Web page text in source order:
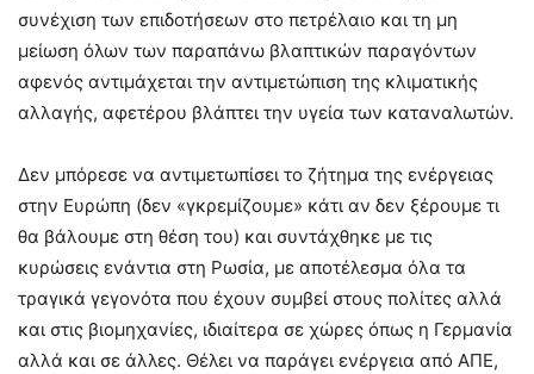
συνέχιση των επιδοτήσεων στο πετρέλαιο και τη μη
μείωση όλων των παραπάνω βλαπτικών παραγόντων
αφενός αντιμάχεται την αντιμετώπιση της κλιματικής
αλλαγής, αφετέρου βλάπτει την υγεία των καταναλωτών.
Δεν μπόρεσε να αντιμετωπίσει το ζήτημα της ενέργειας
στην Ευρώπη (δεν «γκρεμίζουμε» κάτι αν δεν ξέρουμε τι
θα βάλουμε στη θέση του) και συντάχθηκε με τις
κυρώσεις ενάντια στη Ρωσία, με αποτέλεσμα όλα τα
τραγικά γεγονότα που έχουν συμβεί στους πολίτες αλλά
και στις βιομηχανίες, ιδιαίτερα σε χώρες όπως η Γερμανία
αλλά και σε άλλες. Θέλει να παράγει ενέργεια από ΑΠΕ,